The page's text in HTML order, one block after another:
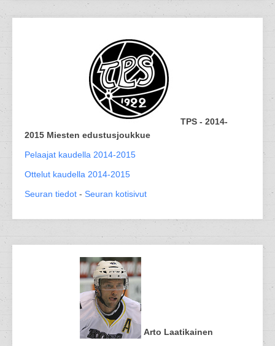
TPS - 2014-
2015 Miesten edustusjoukkue
Pelaajat kaudella 2014-2015
Ottelut kaudella 2014-2015
Seuran tiedot - Seuran kotisivut
Arto Laatikainen